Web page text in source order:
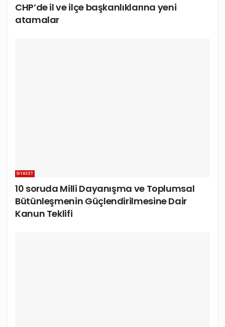
CHP’de il ve ilçe başkanlıklarına yeni
atamalar
SIYASET
10 soruda Milli Dayanışma ve Toplumsal
Bütünleşmenin Güçlendirilmesine Dair
Kanun Teklifi